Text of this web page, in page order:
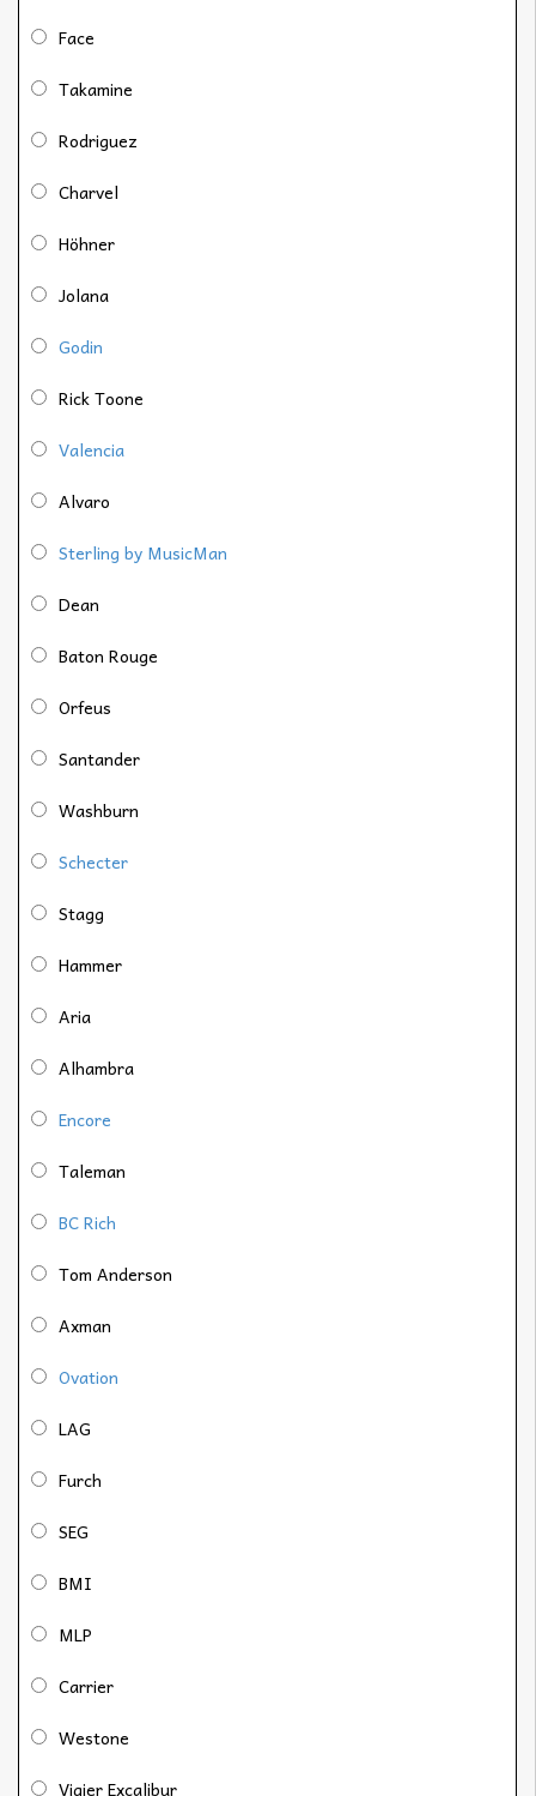
Face
Takamine
Rodriguez
Charvel
Höhner
Jolana
Godin
Rick Toone
Valencia
Alvaro
Sterling by MusicMan
Dean
Baton Rouge
Orfeus
Santander
Washburn
Schecter
Stagg
Hammer
Aria
Alhambra
Encore
Taleman
BC Rich
Tom Anderson
Axman
Ovation
LAG
Furch
SEG
BMI
MLP
Carrier
Westone
Vigier Excalibur